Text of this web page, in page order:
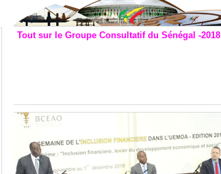
Tout sur le Groupe Consultatif du Sénégal -2018